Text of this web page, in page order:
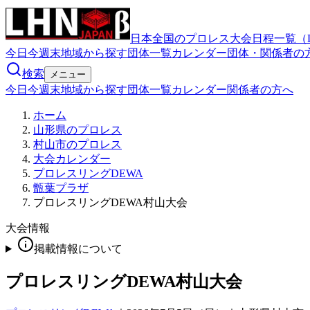
日本全国のプロレス大会日程一覧（
今日 今週末地域から探す団体一覧カレンダー団体・関係者の
検索
メニュー
今日 今週末地域から探す団体一覧カレンダー関係者の方へ
ホーム
山形県のプロレス
村山市のプロレス
大会カレンダー
プロレスリングDEWA
甑葉プラザ
プロレスリングDEWA村山大会
大会情報
掲載情報について
プロレスリングDEWA村山大会